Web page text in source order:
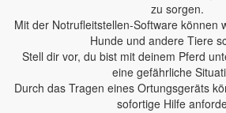
zu sorgen.
Mit der Notrufleitstellen-Software können
Hunde und andere Tiere
Stell dir vor, du bist mit deinem Pferd
eine gefährliche
Durch das Tragen eines Ortungsgeräts
sofortige Hilfe